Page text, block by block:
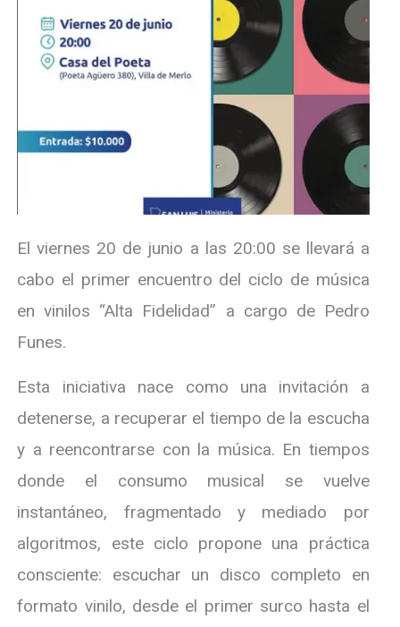
El viernes 20 de junio a las 20:00 se llevará a
cabo el primer encuentro del ciclo de música
en vinilos “Alta Fidelidad” a cargo de Pedro
Funes.
Esta iniciativa nace como una invitación a
detenerse, a recuperar el tiempo de la escucha
y a reencontrarse con la música. En tiempos
donde el consumo musical se vuelve
instantáneo, fragmentado y mediado por
algoritmos, este ciclo propone una práctica
consciente: escuchar un disco completo en
formato vinilo, desde el primer surco hasta el